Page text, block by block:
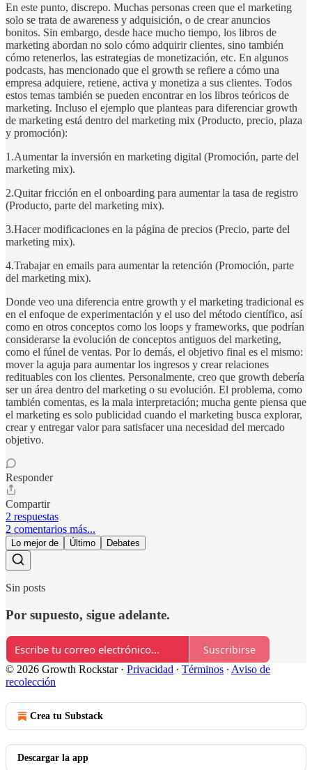
En este punto, discrepo. Muchas personas creen que el marketing
solo se trata de awareness y adquisición, o de crear anuncios
bonitos. Sin embargo, desde hace mucho tiempo, los libros de
marketing abordan no solo cómo adquirir clientes, sino también
cómo retenerlos, las estrategias de monetización, etc. En algunos
podcasts, has mencionado que el growth se refiere a cómo una
empresa adquiere, retiene, activa y monetiza a sus clientes. Todos
estos temas también se pueden encontrar en los libros teóricos de
marketing. Incluso el ejemplo que planteas para diferenciar growth
de marketing está dentro del marketing mix (Producto, precio, plaza
y promoción):
1.Aumentar la inversión en marketing digital (Promoción, parte del
marketing mix).
2.Quitar fricción en el onboarding para aumentar la tasa de registro
(Producto, parte del marketing mix).
3.Hacer modificaciones en la página de precios (Precio, parte del
marketing mix).
4.Trabajar en emails para aumentar la retención (Promoción, parte
del marketing mix).
Donde veo una diferencia entre growth y el marketing tradicional es
en el enfoque de experimentación y el uso del método científico, así
como en otros conceptos como los loops y frameworks, que podrían
considerarse la evolución de conceptos antiguos del marketing,
como el fúnel de ventas. Por lo demás, el objetivo final es el mismo:
mover la aguja para aumentar los ingresos y crear relaciones
redituables con los clientes. Personalmente, creo que growth debería
ser un área dentro del marketing o su evolución. El problema, como
también comentas, es la mala interpretación; mucha gente piensa que
el marketing es solo publicidad cuando el marketing busca explorar,
crear y entregar valor para satisfacer una necesidad del mercado
objetivo.
Responder
Compartir
2 respuestas
2 comentarios más...
Lo mejor de Último Debates
Sin posts
Por supuesto, sigue adelante.
Suscribirse
© 2026 Growth Rockstar· Privacidad ∙ Términos ∙ Aviso de
recolección
Crea tu Substack
Descargar la app